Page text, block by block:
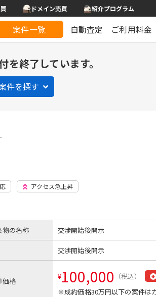
ドメイン売買 紹介プログラム
案件一覧 自動査定 ご利用料金
を終了しています。
件を探す
アクセス急上昇
物の名称 交渉開始後開示
交渉開始後開示
価格 ¥100,000 （税込）
※成約価格30万円以下の案件は